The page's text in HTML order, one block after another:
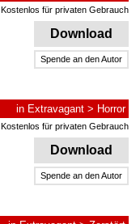
Kostenlos für privaten Gebrauch
Download
Spende an den Autor
in Extravagant > Horror
Kostenlos für privaten Gebrauch
Download
Spende an den Autor